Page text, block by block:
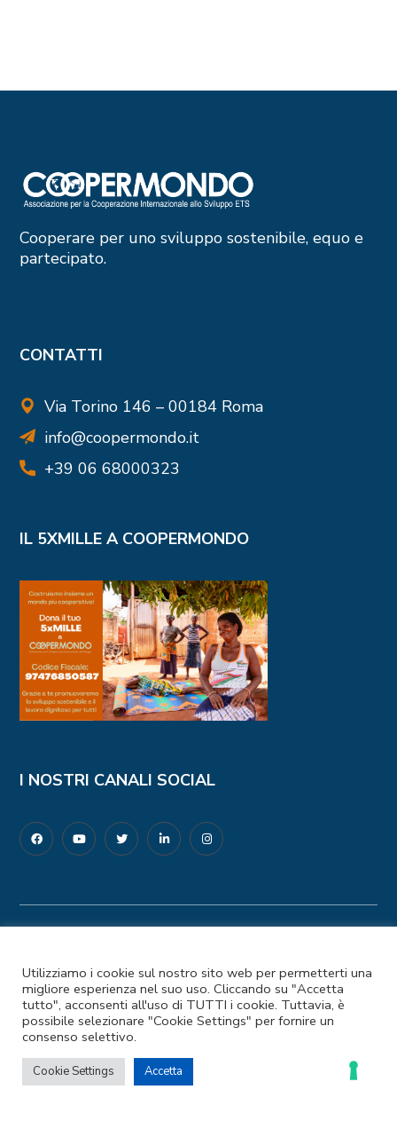
Cooperare per uno sviluppo sostenibile, equo e
partecipato.
CONTATTI
Via Torino 146 – 00184 Roma
info@coopermondo.it
+39 06 68000323
IL 5XMILLE A COOPERMONDO
I NOSTRI CANALI SOCIAL
© 2025 Coopermondo | Customizzato da
Ideapura.it
Utilizziamo i cookie sul nostro sito web per permetterti una
migliore esperienza nel suo uso. Cliccando su "Accetta
tutto", acconsenti all'uso di TUTTI i cookie. Tuttavia, è
possibile selezionare "Cookie Settings" per fornire un
consenso selettivo.
Cookie Settings Accetta
LE TUE PREFERENZE RELATIVE ALLA